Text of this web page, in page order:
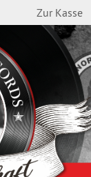
Zur Kasse